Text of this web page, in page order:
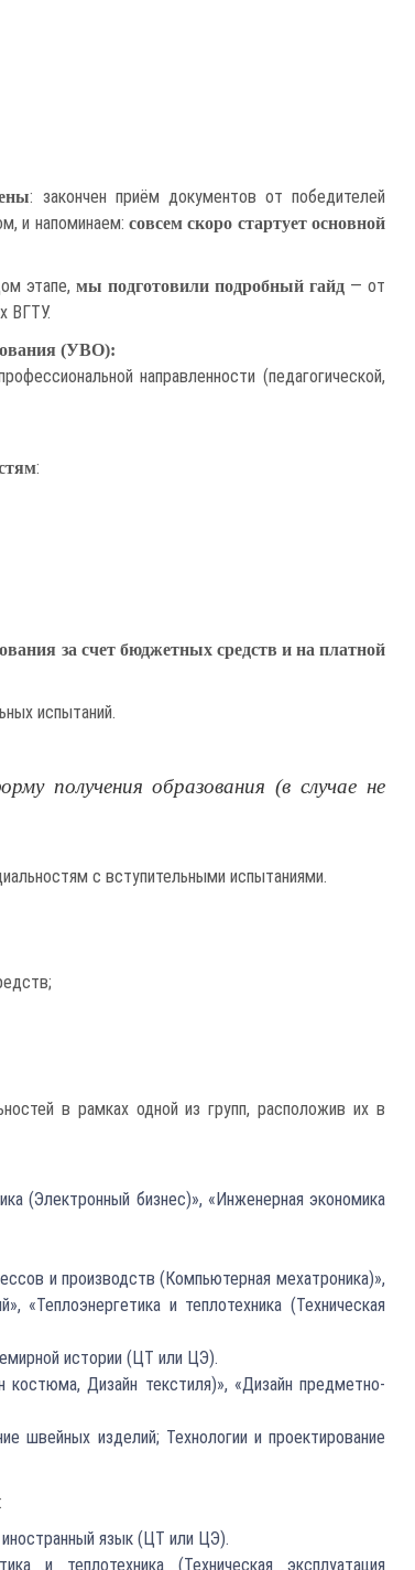
: закончен приём документов от победителей
и напоминаем:совсем скоро стартует основной
этапе, мы подготовили подробный гайд— от
ВГТУ.
(УВО):
направленности (педагогической,
:
за счет бюджетных средств и на платной
испытаний.
получения образования (в случае не
с вступительными испытаниями.
в рамках одной из групп, расположив их в
(Электронный бизнес)», «Инженерная экономика
и производств (Компьютерная мехатроника)»,
и теплотехника (Техническая
истории (ЦТ или ЦЭ).
костюма, Дизайн текстиля)», «Дизайн предметно-
швейных изделий; Технологии и проектирование
язык (ЦТ или ЦЭ).
и теплотехника (Техническая эксплуатация